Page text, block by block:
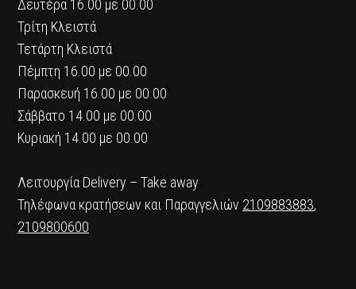
Δευτέρα 16.00 με 00.00
Τρίτη Κλειστά
Τετάρτη Κλειστά
Πέμπτη 16.00 με 00.00
Παρασκευή 16.00 με 00.00
Σάββατο 14.00 με 00.00
Κυριακή 14.00 με 00.00
Λειτουργία Delivery – Take away
Τηλέφωνα κρατήσεων και Παραγγελιών 2109883883,
2109800600